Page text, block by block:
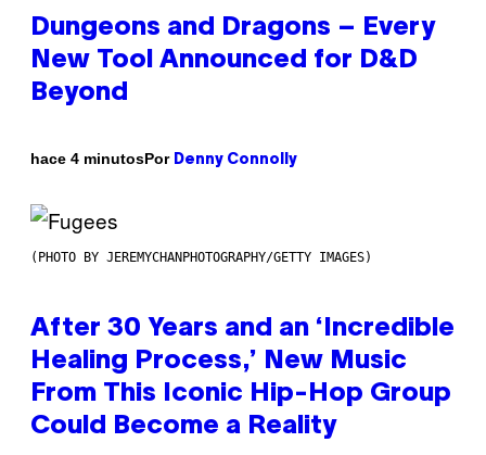
Dungeons and Dragons – Every
New Tool Announced for D&D
Beyond
hace 4 minutosPor Denny Connolly
(PHOTO BY JEREMYCHANPHOTOGRAPHY/GETTY IMAGES)
After 30 Years and an ‘Incredible
Healing Process,’ New Music
From This Iconic Hip-Hop Group
Could Become a Reality